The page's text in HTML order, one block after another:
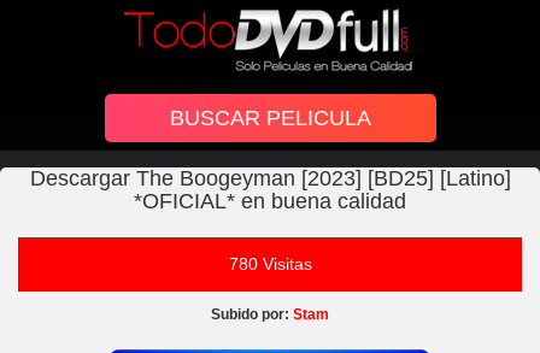
Descargar The Boogeyman [2023] [BD25] [Latino]
*OFICIAL* en buena calidad
780 Visitas
Subido por: Stam